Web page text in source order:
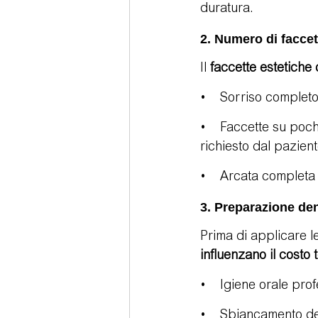
duratura.
2. Numero di
Il faccette estetiche
•    Sorriso
•    Faccette su
richiesto dal
•    Arcata
3. Preparazione
Prima di applicare
influenzano il costo
•    Igiene orale